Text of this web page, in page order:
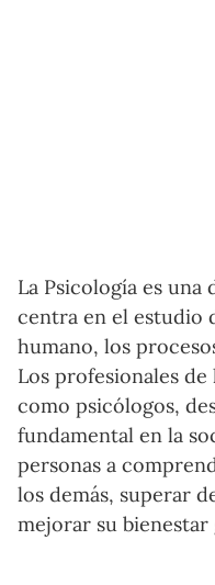
La Psicología es una
centra en el estudio
humano, los
Los profesionales
como psicólogos,
fundamental en la
personas a
los demás, superar
mejorar su bienestar